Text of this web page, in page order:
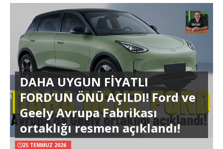
DAHA UYGUN FİYATLI
FORD’UN ÖNÜ AÇILDI! Ford ve
Geely Avrupa Fabrikası
ortaklığı resmen açıklandı!
25 TEMMUZ 2026